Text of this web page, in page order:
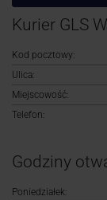
Kurier GLS
Kod pocztowy:
Ulica:
Miejscowość:
Telefon:
Godziny
Poniedziałek: